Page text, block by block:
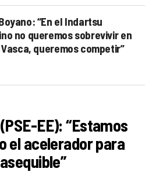
“En el Indartsu
no queremos sobrevivir en
queremos competir”
EE): “Estamos
el acelerador para